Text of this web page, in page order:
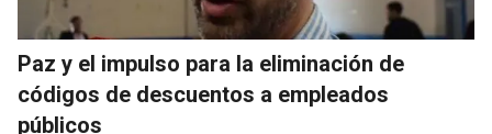
Paz y el impulso para la eliminación de
códigos de descuentos a empleados
públicos